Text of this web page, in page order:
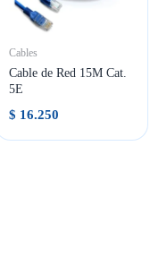
Cables
Cable de Red 15M Cat.
5E
$ 16.250